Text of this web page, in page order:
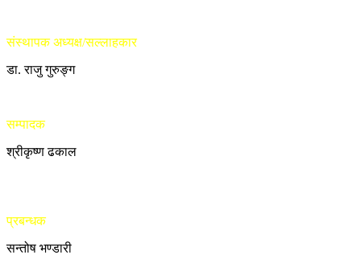
संस्थापक अध्यक्ष/सल्लाहकार
डा. राजु गुरुङ्ग
सम्पादक
श्रीकृष्ण ढकाल
प्रबन्धक
सन्तोष भण्डारी